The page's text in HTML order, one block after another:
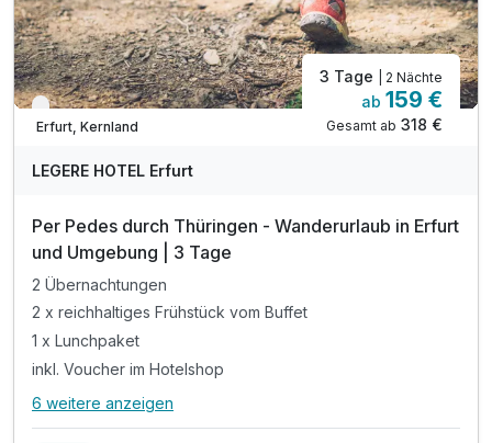
Verfügbar bis Dezember
Erfurt, Kernland
3 Tage | 2 Nächte
ab 159 €
Gesamt ab 318 €
LEGERE HOTEL Erfurt
Per Pedes durch Thüringen - Wanderurlaub in Erfurt
und Umgebung | 3 Tage
2 Übernachtungen
2 x reichhaltiges Frühstück vom Buffet
1 x Lunchpaket
inkl. Voucher im Hotelshop
Alle Inklusivleistungen
6 weitere anzeigen